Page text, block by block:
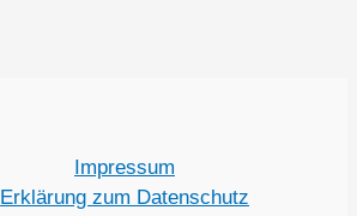
Impressum
Erklärung zum Datenschutz